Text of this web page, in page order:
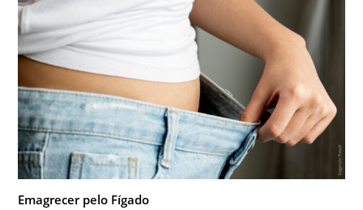
Emagrecer pelo Fígado